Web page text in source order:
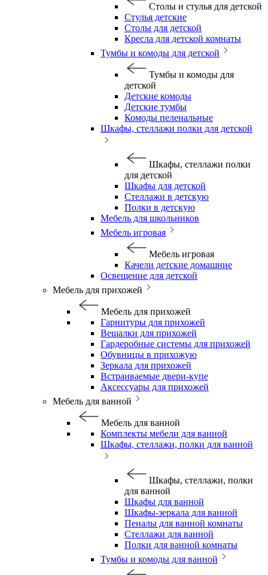
Столы и стулья для детской
Стулья детские
Столы для детской
Кресла для детской комнаты
Тумбы и комоды для детской
Тумбы и комоды для
детской
Детские комоды
Детские тумбы
Комоды пеленальные
Шкафы, стеллажи полки для детской
Шкафы, стеллажи полки
для детской
Шкафы для детской
Стеллажи в детскую
Полки в детскую
Мебель для школьников
Мебель игровая
Мебель игровая
Качели детские домашние
Освещение для детской
Мебель для прихожей
Мебель для прихожей
Гарнитуры для прихожей
Вешалки для прихожей
Гардеробные системы для прихожей
Обувницы в прихожую
Зеркала для прихожей
Встраиваемые двери-купе
Аксессуары для прихожей
Мебель для ванной
Мебель для ванной
Комплекты мебели для ванной
Шкафы, стеллажи, полки для ванной
Шкафы, стеллажи, полки
для ванной
Шкафы для ванной
Шкафы-зеркала для ванной
Пеналы для ванной комнаты
Стеллажи для ванной
Полки для ванной комнаты
Тумбы и комоды для ванной